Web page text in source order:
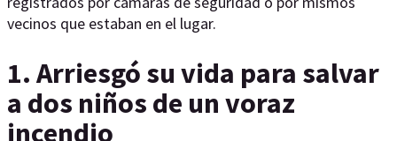
vecinos que estaban en el lugar.
1. Arriesgó su vida para salvar
a dos niños de un voraz
incendio